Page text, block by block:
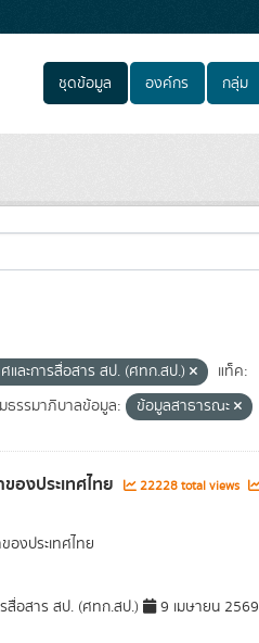
ชุดข้อมูล องค์กร กลุ่ม
และการสื่อสาร สป. (ศทก.สป.)
แท็ค:
ธรรมาภิบาลข้อมูล: ข้อมูลสาธารณะ
องประเทศไทย 22228 total views
องประเทศไทย
สื่อสาร สป. (ศทก.สป.) 9 เมษายน 2569